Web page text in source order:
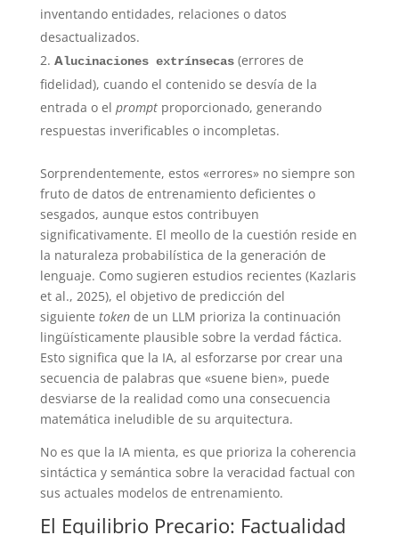
inventando entidades, relaciones o datos
desactualizados.
Alucinaciones extrínsecas(errores de
fidelidad), cuando el contenido se desvía de la
entrada o el promptproporcionado, generando
respuestas inverificables o incompletas.
Sorprendentemente, estos «errores» no siempre son
fruto de datos de entrenamiento deficientes o
sesgados, aunque estos contribuyen
significativamente. El meollo de la cuestión reside en
la naturaleza probabilística de la generación de
lenguaje. Como sugieren estudios recientes (Kazlaris
et al., 2025), el objetivo de predicción del
siguiente tokende un LLM prioriza la continuación
lingüísticamente plausible sobre la verdad fáctica.
Esto significa que la IA, al esforzarse por crear una
secuencia de palabras que «suene bien», puede
desviarse de la realidad como una consecuencia
matemática ineludible de su arquitectura.
No es que la IA mienta, es que prioriza la coherencia
sintáctica y semántica sobre la veracidad factual con
sus actuales modelos de entrenamiento.
El Equilibrio Precario: Factualidad